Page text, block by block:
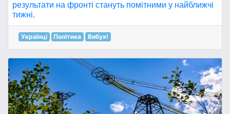
результати на фронті стануть помітними у найближчі
тижні.
Українці Політика Вибух!